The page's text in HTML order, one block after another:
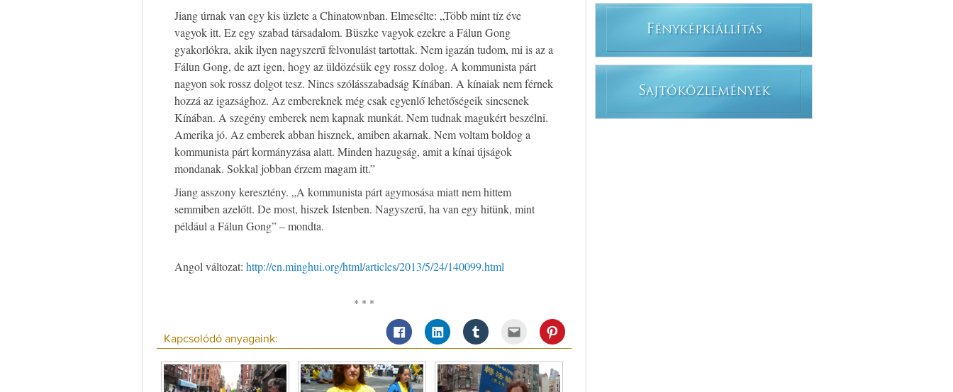
Jiang úrnak van egy kis üzlete a Chinatownban. Elmesélte: „Több mint tíz éve
vagyok itt. Ez egy szabad társadalom. Büszke vagyok ezekre a Fálun Gong
gyakorlókra, akik ilyen nagyszerű felvonulást tartottak. Nem igazán tudom, mi is az a
Fálun Gong, de azt igen, hogy az üldözésük egy rossz dolog. A kommunista párt
nagyon sok rossz dolgot tesz. Nincs szólásszabadság Kínában. A kínaiak nem férnek
hozzá az igazsághoz. Az embereknek még csak egyenlő lehetőségeik sincsenek
Kínában. A szegény emberek nem kapnak munkát. Nem tudnak magukért beszélni.
Amerika jó. Az emberek abban hisznek, amiben akarnak. Nem voltam boldog a
kommunista párt kormányzása alatt. Minden hazugság, amit a kínai újságok
mondanak. Sokkal jobban érzem magam itt.”
Jiang asszony keresztény. „A kommunista párt agymosása miatt nem hittem
semmiben azelőtt. De most, hiszek Istenben. Nagyszerű, ha van egy hitünk, mint
például a Fálun Gong” – mondta.
Angol változat: http://en.minghui.org/html/articles/2013/5/24/140099.html
* * *
Kapcsolódó anyagaink:
FÉNYKÉPKIÁLLÍTÁS
SAJTÓKÖZLEMÉNYEK